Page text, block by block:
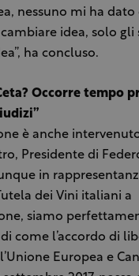
nessuno mi ha dato
idea, solo gli
ha concluso.
Occorre tempo
è anche
Presidente di
in
dei Vini italiani a
siamo
come l’accordo di
Europea e